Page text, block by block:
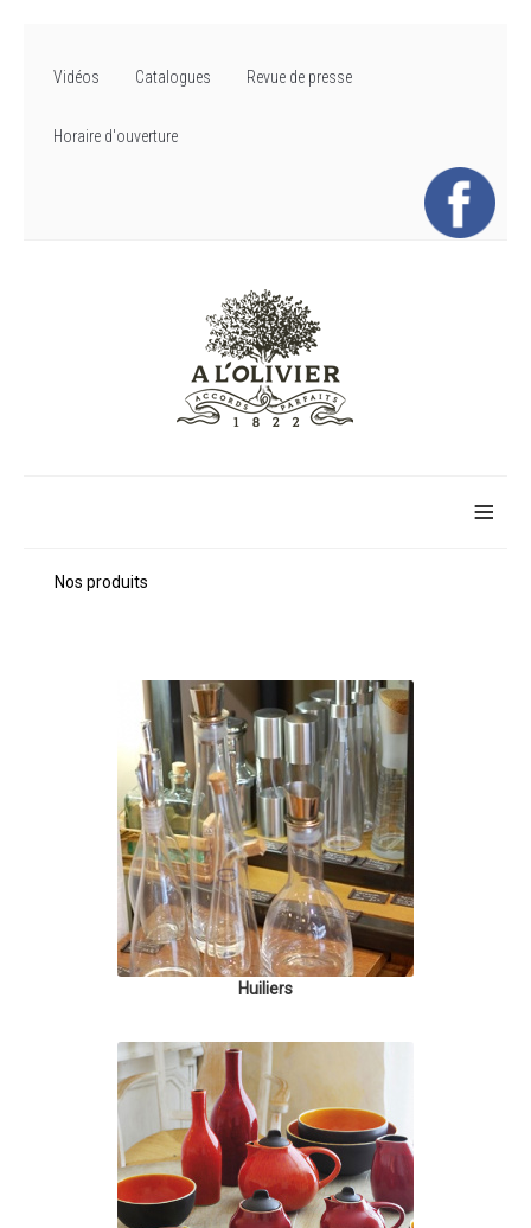
Vidéos Catalogues Revue de presse
Horaire d'ouverture
≡
Nos produits
Huiliers